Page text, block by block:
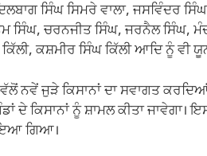
ਸਿੰਘ ਸਿਮਰੇ ਵਾਲਾ, ਜਸਵਿੰਦਰ
ਸਿੰਘ, ਚਰਨਜੀਤ ਸਿੰਘ, ਜਰਨੈਲ ਸਿੰਘ,
ਕਸ਼ਮੀਰ ਸਿੰਘ ਕਿੱਲੀ ਆਦਿ ਨੂੰ ਵੀ
ਜੁੜੇ ਕਿਸਾਨਾਂ ਦਾ ਸਵਾਗਤ ਕਰਦਿਆਂ
ਦੇ ਕਿਸਾਨਾਂ ਨੂੰ ਸ਼ਾਮਲ ਕੀਤਾ
ਗਿਆ।